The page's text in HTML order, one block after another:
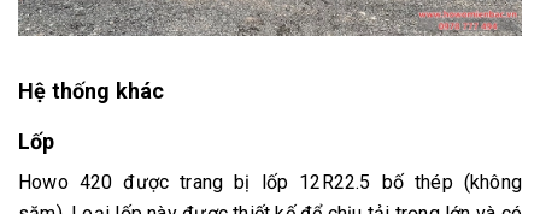
Hệ thống khác
Lốp
Howo 420 được trang bị lốp 12R22.5 bố thép (không